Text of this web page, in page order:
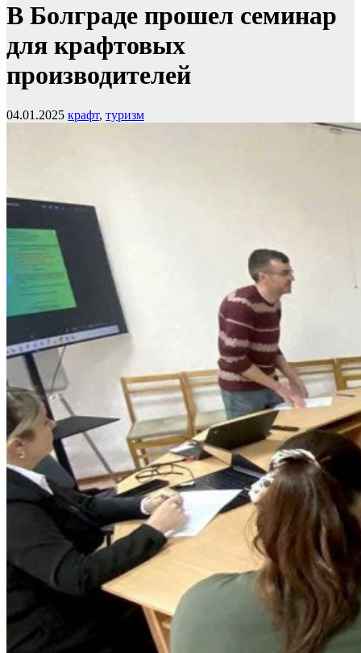
В Болграде прошел семинар
для крафтовых
производителей
04.01.2025 крафт, туризм